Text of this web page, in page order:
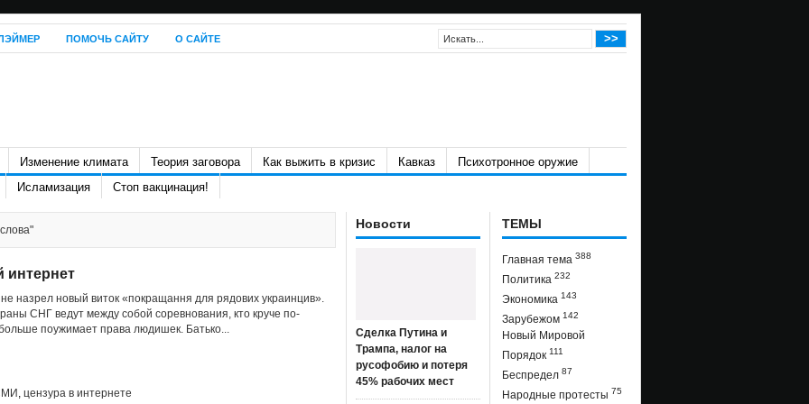
ПОМОЧЬ САЙТУ О САЙТЕ
Изменение климата Теория заговора Как выжить в кризис Кавказ
Психотронное оружие
Исламизация
Стоп вакцинация!
интернет
назрел новый виток «покращання для рядових украинцив».
СНГ ведут между собой соревнования, кто круче по-
поужимает права людишек. Батько...
, цензура в интернете
Новости
Сделка Путина и
Трампа, налог на
русофобию и потеря
45% рабочих мест
ТЕМЫ
Главная тема 388
Политика 232
Экономика 143
Зарубежом 142
Новый Мировой
Порядок 111
Беспредел 87
Народные протесты 75